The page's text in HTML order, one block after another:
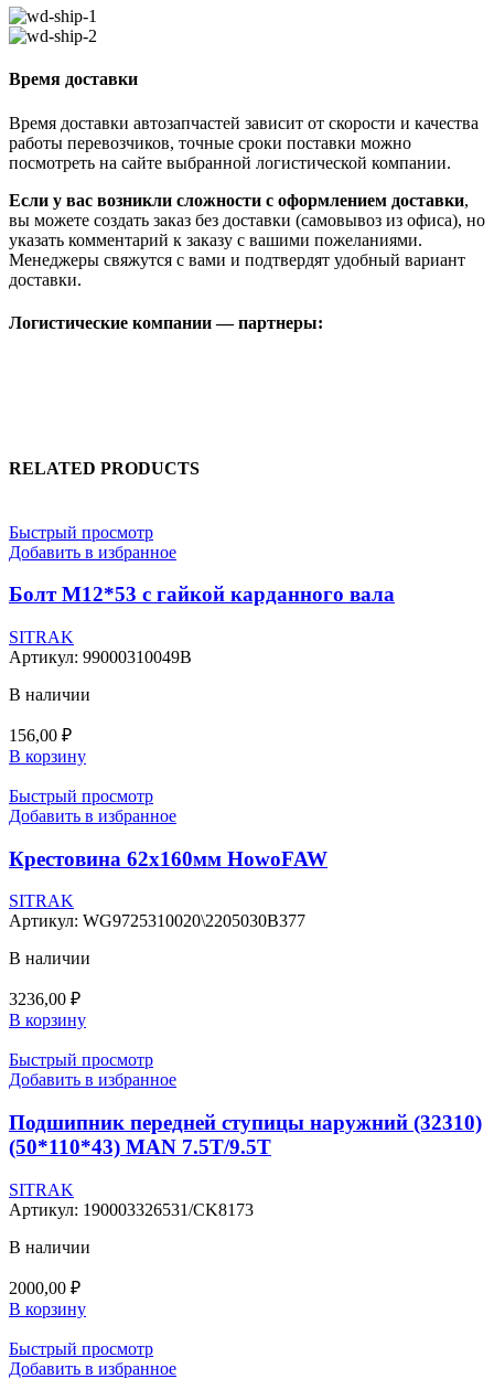
Время доставки
Время доставки автозапчастей зависит от скорости и качества
работы перевозчиков, точные сроки поставки можно
посмотреть на сайте выбранной логистической компании.
Если у вас возникли сложности с оформлением доставки,
вы можете создать заказ без доставки (самовывоз из офиса), но
указать комментарий к заказу с вашими пожеланиями.
Менеджеры свяжутся с вами и подтвердят удобный вариант
доставки.
Логистические компании — партнеры:
RELATED PRODUCTS
Быстрый просмотр
Добавить в избранное
Болт М12*53 с гайкой карданного вала
SITRAK
Артикул: 99000310049B
В наличии
156,00 ₽
В корзину
Быстрый просмотр
Добавить в избранное
Крестовина 62х160мм HowoFAW
SITRAK
Артикул: WG9725310020\2205030B377
В наличии
3236,00 ₽
В корзину
Быстрый просмотр
Добавить в избранное
Подшипник передней ступицы наружний (32310)
(50*110*43) MAN 7.5T/9.5T
SITRAK
Артикул: 190003326531/CK8173
В наличии
2000,00 ₽
В корзину
Быстрый просмотр
Добавить в избранное